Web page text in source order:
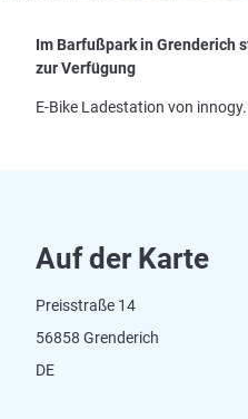
Im Barfußpark in Grenderich
zur Verfügung
E-Bike Ladestation von innogy.
Auf der Karte
Preisstraße 14
56858 Grenderich
DE